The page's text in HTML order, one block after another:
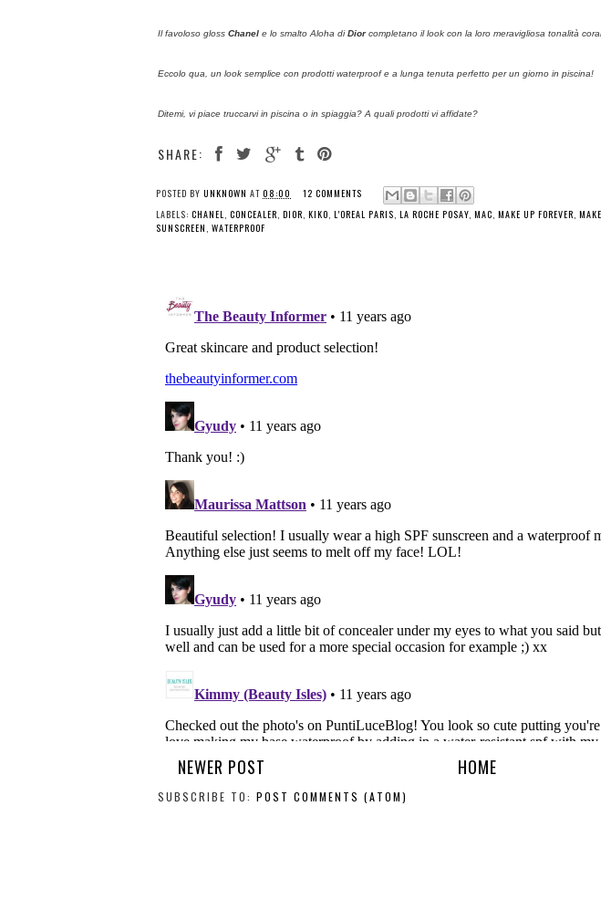
Il favoloso gloss Chanel e lo smalto Aloha diDiorcompletano il look con la loro meravigliosa tonalità
Eccolo qua, un look semplice con prodotti waterproof e a lunga tenuta perfetto per un giorno in piscina!
Ditemi, vi piace truccarvi in piscina o in spiaggia? A quali prodotti vi affidate?
SHARE:
POSTED BY UNKNOWN AT 08:00
12 COMMENTS
LABELS: CHANEL, CONCEALER, DIOR, KIKO, L'OREAL PARIS, LA ROCHE POSAY, MAC, MAKE UP FOREVER,
SUNSCREEN , WATERPROOF
NEWER POST HOME
SUBSCRIBE TO: POST COMMENTS (ATOM)